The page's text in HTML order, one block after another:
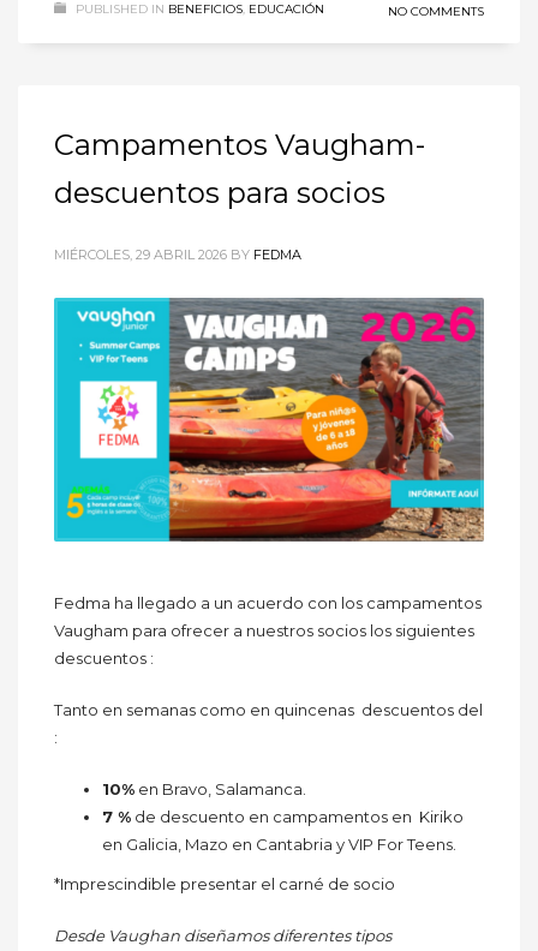
PUBLISHED IN BENEFICIOS, EDUCACIÓN NO COMMENTS
Campamentos Vaugham-
descuentos para socios
MIÉRCOLES, 29 ABRIL 2026 BY FEDMA
Fedma ha llegado a un acuerdo con los campamentos
Vaugham para ofrecer a nuestros socios los siguientes
descuentos :
Tanto en semanas como en quincenas descuentos del
:
10% en Bravo, Salamanca.
7 % de descuento en campamentos en Kiriko
en Galicia, Mazo en Cantabria y VIP For Teens.
*Imprescindible presentar el carné de socio
Desde Vaughan diseñamos diferentes tipos